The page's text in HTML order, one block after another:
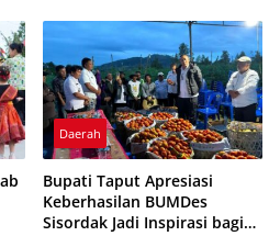
Utama
Daerah
Bupati Taput Apresiasi
Keberhasilan BUMDes
Sisordak Jadi Inspirasi bagi